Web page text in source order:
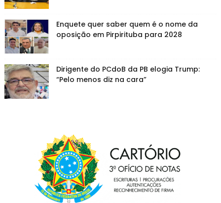
Enquete quer saber quem é o nome da
oposição em Pirpirituba para 2028
Dirigente do PCdoB da PB elogia Trump:
“Pelo menos diz na cara”